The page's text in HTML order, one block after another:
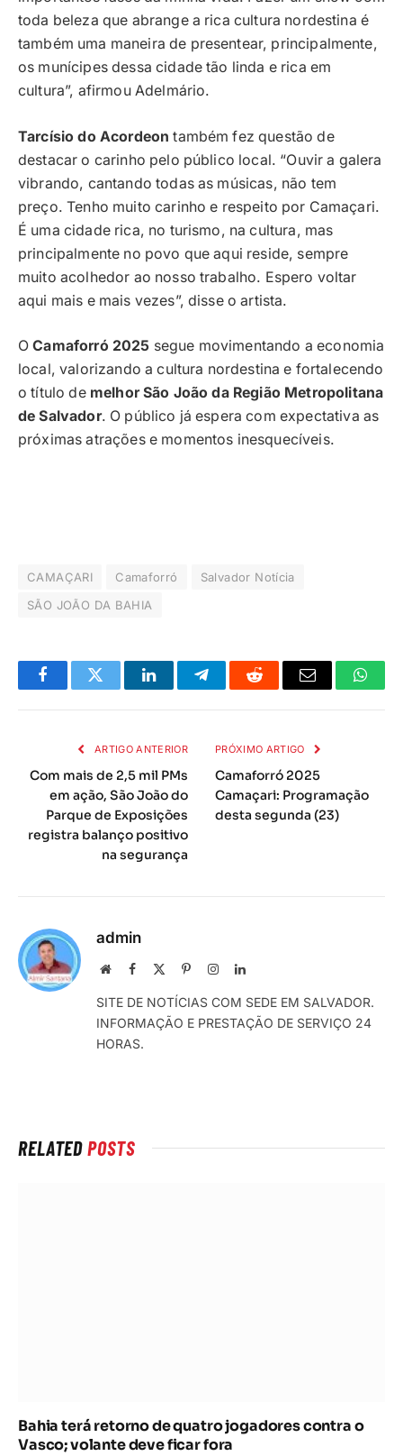
toda beleza que abrange a rica cultura nordestina é
também uma maneira de presentear, principalmente,
os munícipes dessa cidade tão linda e rica em
cultura”, afirmou Adelmário.
Tarcísio do Acordeon também fez questão de
destacar o carinho pelo público local. “Ouvir a galera
vibrando, cantando todas as músicas, não tem
preço. Tenho muito carinho e respeito por Camaçari.
É uma cidade rica, no turismo, na cultura, mas
principalmente no povo que aqui reside, sempre
muito acolhedor ao nosso trabalho. Espero voltar
aqui mais e mais vezes”, disse o artista.
OCamaforró 2025 segue movimentando a economia
local, valorizando a cultura nordestina e fortalecendo
o título de melhor São João da Região Metropolitana
de Salvador. O público já espera com expectativa as
próximas atrações e momentos inesquecíveis.
CAMAÇARI Camaforró
Salvador Notícia
SÃO JOÃO DA BAHIA
FacebookTwitter LinkedInTelegramaReddit
E-
ARTIGO ANTERIOR
Com mais de 2,5 mil PMs
em ação, São João do
Parque de Exposições
registra balanço positivo
na segurança
PRÓXIMO ARTIGO
Camaforró 2025
Camaçari: Programação
desta segunda (23)
admin
Local
rede
Internet
Facebook PinterestInstagramLinkedIn
SITE DE NOTÍCIAS COM SEDE EM SALVADOR.
INFORMAÇÃO E PRESTAÇÃO DE SERVIÇO 24
HORAS.
RELATEDPOSTS
Bahia terá retorno de quatro jogadores contra o
Vasco; volante deve ficar fora